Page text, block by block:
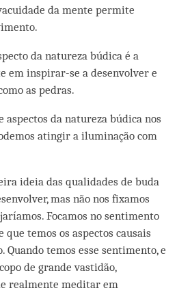
da mente permite
da natureza búdica é a
em inspirar-se a desenvolver e
as pedras.
aspectos da natureza búdica nos
atingir a iluminação com
ideia das qualidades de buda
mas não nos fixamos
Focamos no sentimento
que temos os aspectos causais
temos esse sentimento, e
de grande vastidão,
realmente meditar em